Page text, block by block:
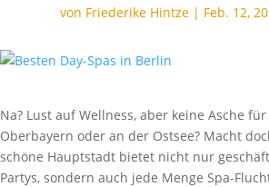
von Friederike Hintze | Feb. 12,
Na? Lust auf Wellness, aber keine Asche
Oberbayern oder an der Ostsee? Macht
schöne Hauptstadt bietet nicht nur
Partys, sondern auch jede Menge Spa-